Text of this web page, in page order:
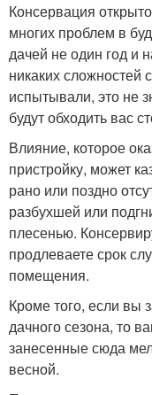
Консервация
многих проблем в
дачей не один год и
никаких сложностей
испытывали, это не
будут обходить вас
Влияние, которое
пристройку, может
рано или поздно
разбухшей или
плесенью.
продлеваете срок
помещения.
Кроме того, если вы
дачного сезона, то
занесенные сюда
весной.